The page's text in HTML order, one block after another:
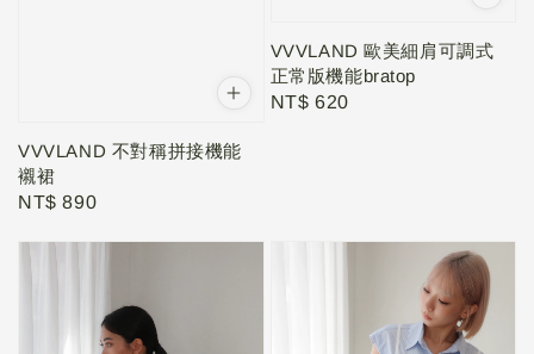
VVVLAND 不對稱拼接機能
襯裙
Regular
NT$ 890
VVVLAND 歐美細肩可調式
正常版機能bratop
Regular
NT$ 620